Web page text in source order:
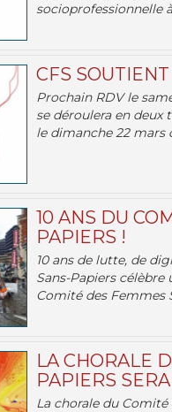
socioprofessionnelle
CFS
Prochain RDV le
se déroulera en
le dimanche 22 mars
10 ANS DU
PAPIERS !
10 ans de lutte, de
Sans-Papiers célèbre
Comité des Femmes
LA CHORALE
PAPIERS
La chorale du Comité